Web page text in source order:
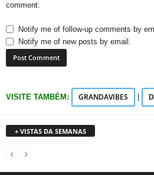
comment.
Notify me of follow-up comments by
Notify me of new posts by email.
VISITE TAMBÉM: GRANDAVIBES
+ VISTAS DA SEMANAS